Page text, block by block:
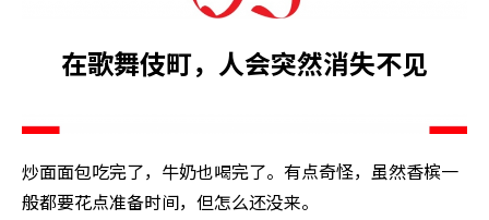
在歌舞伎町，人会突然消失不见
炒面面包吃完了，牛奶也喝完了。有点奇怪，虽然香槟一
般都要花点准备时间，但怎么还没来。